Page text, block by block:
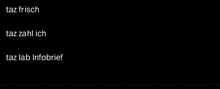
taz frisch
taz zahl ich
taz lab Infobrief